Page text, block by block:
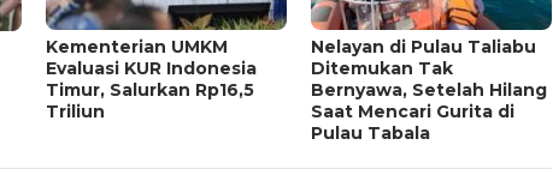
Kementerian UMKM
Evaluasi KUR Indonesia
Timur, Salurkan Rp16,5
Triliun
Nelayan di Pulau Taliabu
Ditemukan Tak
Bernyawa, Setelah Hilang
Saat Mencari Gurita di
Pulau Tabala